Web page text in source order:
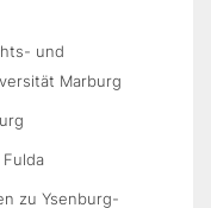
und
Marburg
zu Ysenburg-